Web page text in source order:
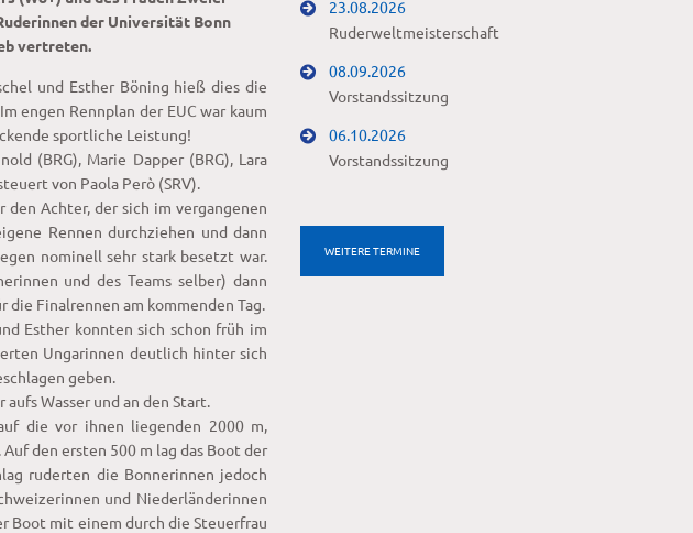
der Universität Bonn
vertreten.
und Esther Böning hieß dies die
engen Rennplan der EUC war kaum
sportliche Leistung!
(BRG), Marie Dapper (BRG), Lara
von Paola Però (SRV).
Achter, der sich im vergangenen
Rennen durchziehen und dann
nominell sehr stark besetzt war.
und des Teams selber) dann
Finalrennen am kommenden Tag.
Esther konnten sich schon früh im
Ungarinnen deutlich hinter sich
geben.
Wasser und an den Start.
die vor ihnen liegenden 2000 m,
den ersten 500 m lag das Boot der
ruderten die Bonnerinnen jedoch
und Niederländerinnen
Boot mit einem durch die Steuerfrau
23.08.2026
Ruderweltmeisterschaft
08.09.2026
Vorstandssitzung
06.10.2026
Vorstandssitzung
WEITERE TERMINE